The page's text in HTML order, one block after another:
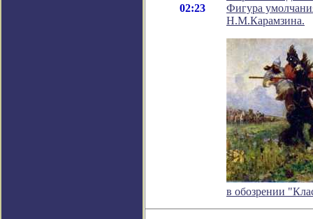
02:23
Фигура
Н.М.Карамзина.
в обозрении